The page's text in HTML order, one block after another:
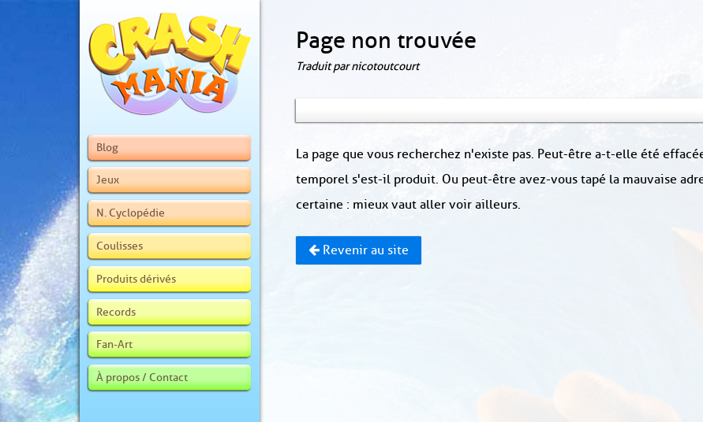
Blog
Jeux
N. Cyclopédie
Coulisses
Produits dérivés
Records
Fan-Art
À propos / Contact
Page non trouvée
Traduit par nicotoutcourt
La page que vous recherchez n'existe pas. Peut-être a-t-elle été
temporel s'est-il produit. Ou peut-être avez-vous tapé la mauvaise
certaine : mieux vaut aller voir ailleurs.
Revenir au site